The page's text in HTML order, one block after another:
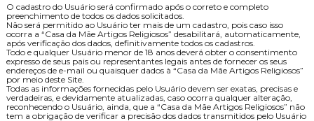
O cadastro do Usuário será confirmado após o correto e completo
preenchimento de todos os dados solicitados.
Não será permitido ao Usuário ter mais de um cadastro, pois caso isso
ocorra a “Casa da Mãe Artigos Religiosos” desabilitará, automaticamente,
após verificação dos dados, definitivamente todos os cadastros.
Todo e qualquer Usuário menor de 18 anos deverá obter o consentimento
expresso de seus pais ou representantes legais antes de fornecer os seus
endereços de e-mail ou quaisquer dados à “Casa da Mãe Artigos Religiosos”
por meio deste Site.
Todas as informações fornecidas pelo Usuário devem ser exatas, precisas e
verdadeiras, e devidamente atualizadas, caso ocorra qualquer alteração,
reconhecendo o Usuário, ainda, que a “Casa da Mãe Artigos Religiosos” não
tem a obrigação de verificar a precisão dos dados transmitidos pelo Usuário